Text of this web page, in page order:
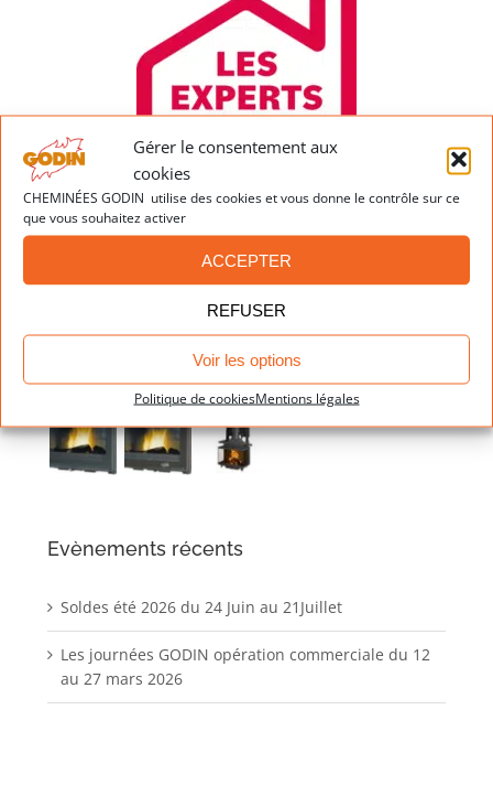
Gérer le consentement aux
cookies
CHEMINÉES GODIN utilise des cookies et vous donne le contrôle sur ce
que vous souhaitez activer
ACCEPTER
REFUSER
Voir les options
Politique de cookiesMentions légales
Dernières réalisations
Evènements récents
Soldes été 2026 du 24 Juin au 21Juillet
Les journées GODIN opération commerciale du 12
au 27 mars 2026